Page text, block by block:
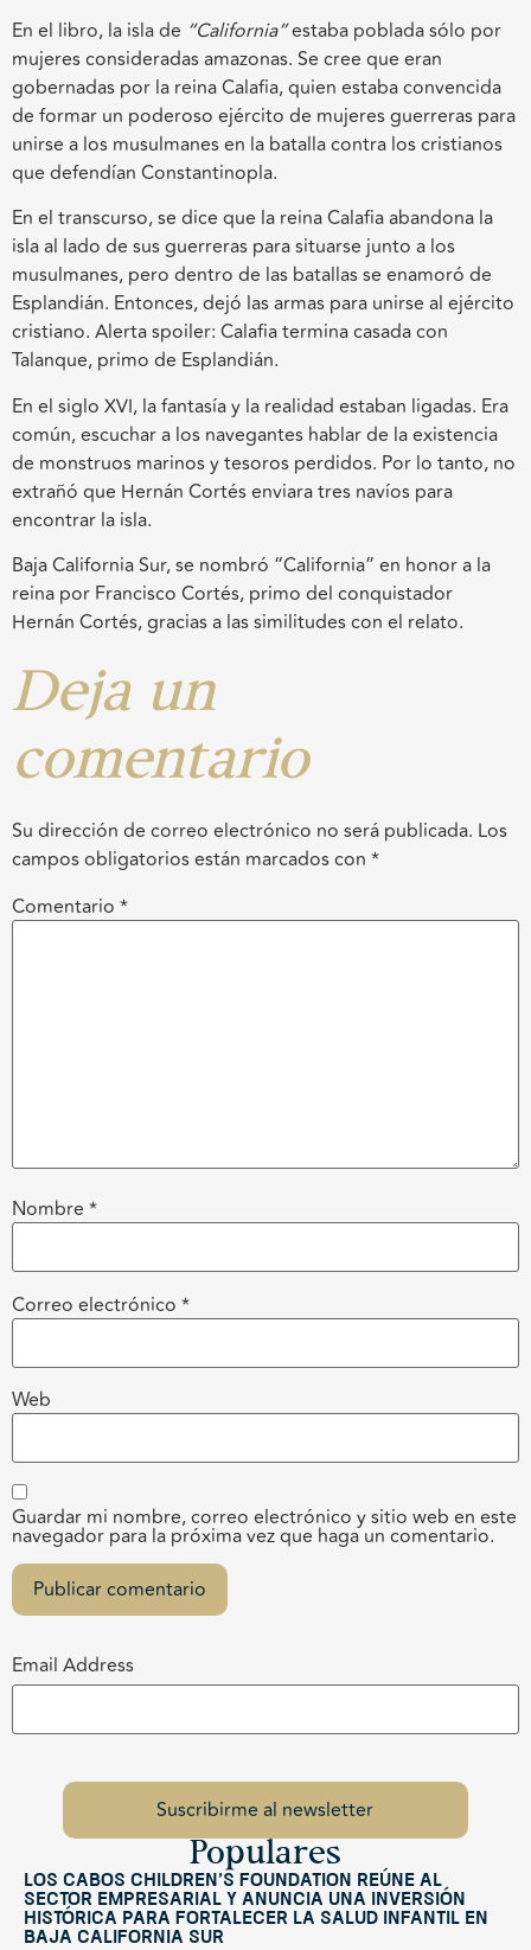
En el libro, la isla de “California”estaba poblada sólo por
mujeres consideradas amazonas. Se cree que eran
gobernadas por la reina Calafia, quien estaba convencida
de formar un poderoso ejército de mujeres guerreras para
unirse a los musulmanes en la batalla contra los cristianos
que defendían Constantinopla.
En el transcurso, se dice que la reina Calafia abandona la
isla al lado de sus guerreras para situarse junto a los
musulmanes, pero dentro de las batallas se enamoró de
Esplandián. Entonces, dejó las armas para unirse al ejército
cristiano. Alerta spoiler: Calafia termina casada con
Talanque, primo de Esplandián.
En el siglo XVI, la fantasía y la realidad estaban ligadas. Era
común, escuchar a los navegantes hablar de la existencia
de monstruos marinos y tesoros perdidos. Por lo tanto, no
extrañó que Hernán Cortés enviara tres navíos para
encontrar la isla.
Baja California Sur, se nombró “California” en honor a la
reina por Francisco Cortés, primo del conquistador
Hernán Cortés, gracias a las similitudes con el relato.
Deja un
comentario
Su dirección de correo electrónico no será publicada. Los
campos obligatorios están marcados con *
Comentario *
Nombre *
Correo electrónico *
Web
Guardar mi nombre, correo electrónico y sitio web en este
navegador para la próxima vez que haga un comentario.
Email Address
Populares
Los Cabos Children’s Foundation reúne al
sector empresarial y anuncia una inversión
histórica para fortalecer la salud infantil en
Baja California Sur